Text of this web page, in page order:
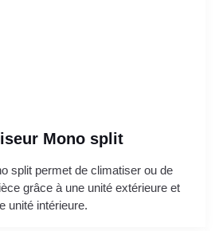
Mono split
split permet de climatiser ou de
grâce à une unité extérieure et
unité intérieure.